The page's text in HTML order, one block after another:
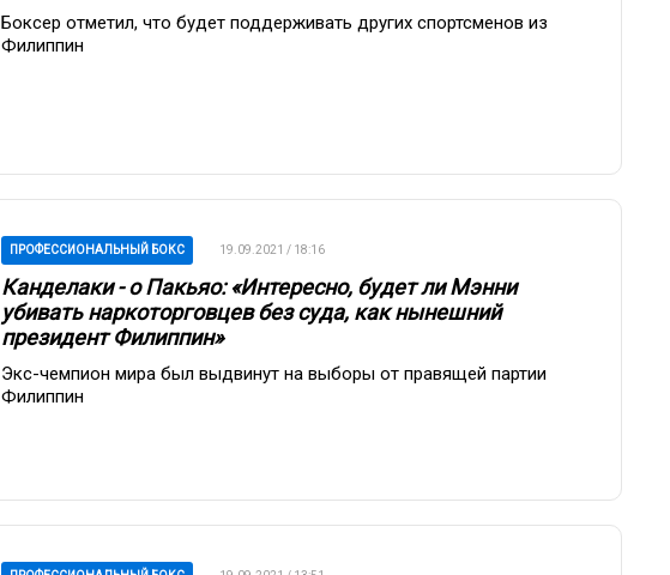
Боксер отметил, что будет поддерживать других спортсменов из
Филиппин
ПРОФЕССИОНАЛЬНЫЙ БОКС 19.09.2021 / 18:16
Канделаки - о Пакьяо: «Интересно, будет ли Мэнни
убивать наркоторговцев без суда, как нынешний
президент Филиппин»
Экс-чемпион мира был выдвинут на выборы от правящей партии
Филиппин